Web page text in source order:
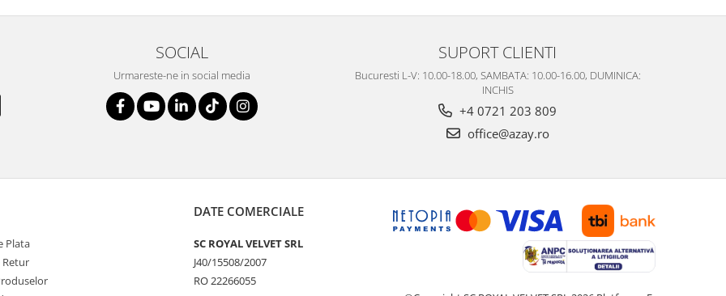
SOCIAL
Urmareste-ne in social media
SUPORT CLIENTI
Bucuresti L-V: 10.00-18.00, SAMBATA: 10.00-16.00, DUMINICA:
INCHIS
+4 0721 203 809
office@azay.ro
Plata
Retur
DATE COMERCIALE
SC ROYAL VELVET SRL
J40/15508/2007
RO 22266055